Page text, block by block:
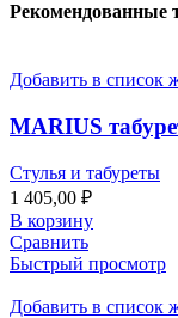
Рекомендованные
Добавить в список
MARIUS
Стулья и табуреты
1 405,00 ₽
В корзину
Сравнить
Быстрый просмотр
Добавить в список